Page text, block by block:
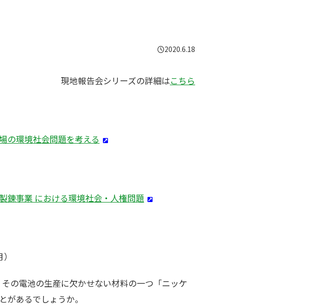
2020.6.18
現地報告会シリーズの詳細はこちら
の環境社会問題を考える
錬事業 における環境社会・人権問題
の電池の生産に欠かせない材料の一つ「ニッケ
あるでしょうか。